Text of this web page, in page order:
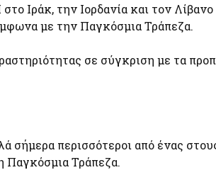
Ιράκ, την Ιορδανία και τον Λίβανο
με την Παγκόσμια Τράπεζα.
σε σύγκριση με τα
σήμερα περισσότεροι από ένας
Παγκόσμια Τράπεζα.